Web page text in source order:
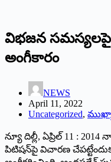
విభజన సమస్యలపై
అంగీకారం
NEWS
April 11, 2022
Uncategorized,
న్యూ దిల్లీ, ఏప్రిల్‌ 11 :
పిటిషన్‌పై విచారణ